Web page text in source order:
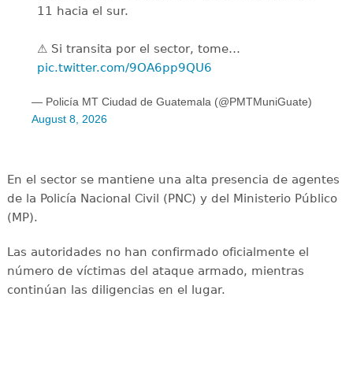
11 hacia el sur.
⚠️ Si transita por el sector, tome…
pic.twitter.com/9OA6pp9QU6
— Policía MT Ciudad de Guatemala (@PMTMuniGuate)
August 8, 2026
En el sector se mantiene una alta presencia de agentes
de la Policía Nacional Civil (PNC) y del Ministerio Público
(MP).
Las autoridades no han confirmado oficialmente el
número de víctimas del ataque armado, mientras
continúan las diligencias en el lugar.